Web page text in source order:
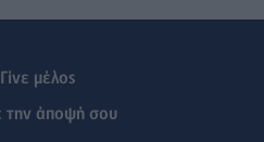
Γίνε μέλος
την άποψή σου